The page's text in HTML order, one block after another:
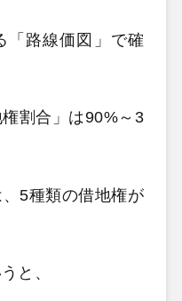
「路線価図」で確
割合」は90%～3
5種類の借地権が
と、